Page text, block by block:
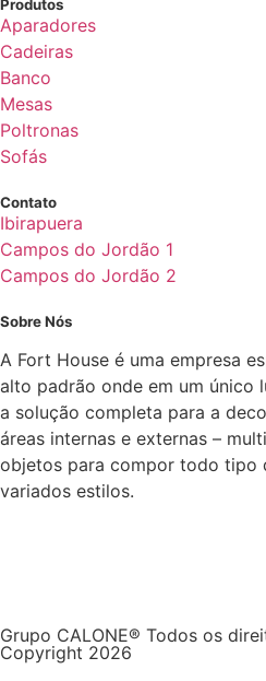
Produtos
Aparadores
Cadeiras
Banco
Mesas
Poltronas
Sofás
Contato
Ibirapuera
Campos do Jordão 1
Campos do Jordão 2
Sobre Nós
A Fort House é uma empresa
alto padrão onde em um único
a solução completa para a
áreas internas e externas –
objetos para compor todo tipo
variados estilos.
Grupo CALONE® Todos os
Copyright 2026